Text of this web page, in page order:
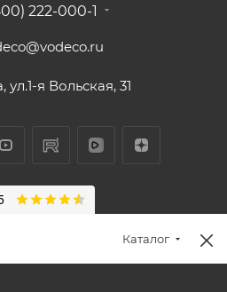
222-000-1
ул.1-я Вольская, 31
Каталог